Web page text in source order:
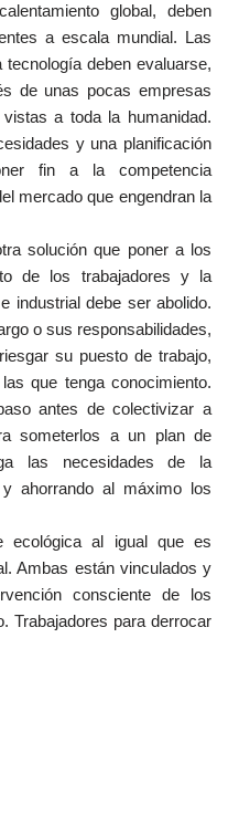
global, deben
a escala mundial. Las
deben evaluarse,
de unas pocas empresas
a toda la humanidad.
y una planificación
fin a la competencia
mercado que engendran la
solución que poner a los
de los trabajadores y la
industrial debe ser abolido.
o sus responsabilidades,
su puesto de trabajo,
que tenga conocimiento.
antes de colectivizar a
someterlos a un plan de
las necesidades de la
ahorrando al máximo los
ecológica al igual que es
Ambas están vinculados y
consciente de los
Trabajadores para derrocar